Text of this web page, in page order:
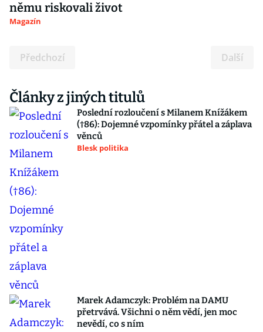
němu riskovali život
Magazín
Předchozí Další
Články z jiných titulů
Poslední rozloučení s Milanem Knížákem
(†86): Dojemné vzpomínky přátel a záplava
věnců
Blesk politika
Marek Adamczyk: Problém na DAMU
přetrvává. Všichni o něm vědí, jen moc
nevědí, co s ním